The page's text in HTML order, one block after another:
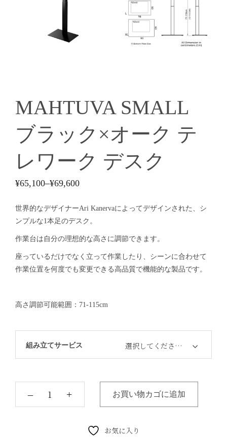
MAHTUVA SMALL
ブラック×オーク テ
レワーク デスク
¥65,100–¥69,600
世界的なデザイナーAri Kanervaによってデザインされた、 シ
ンプルな1本足のデスク。
作業台は自分の理想的な高さに調節できます。
座っているだけでなく立って作業したり、シーンに合わせて
作業位置を何度でも変更できる高品質で機能的な製品です。
高さ調節可能範囲：71-115cm
組み立てサービス 選択してください…
‒ + お買い物カゴに追加
お気に入り